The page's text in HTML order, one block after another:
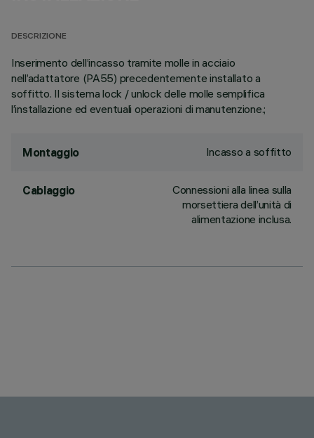
DESCRIZIONE
Inserimento dell’incasso tramite molle in acciaio
nell’adattatore (PA55) precedentemente installato a
soffitto. Il sistema lock / unlock delle molle semplifica
l’installazione ed eventuali operazioni di manutenzione.;
Montaggio Incasso a soffitto
Cablaggio
Connessioni alla linea sulla
morsettiera dell’unità di
alimentazione inclusa.